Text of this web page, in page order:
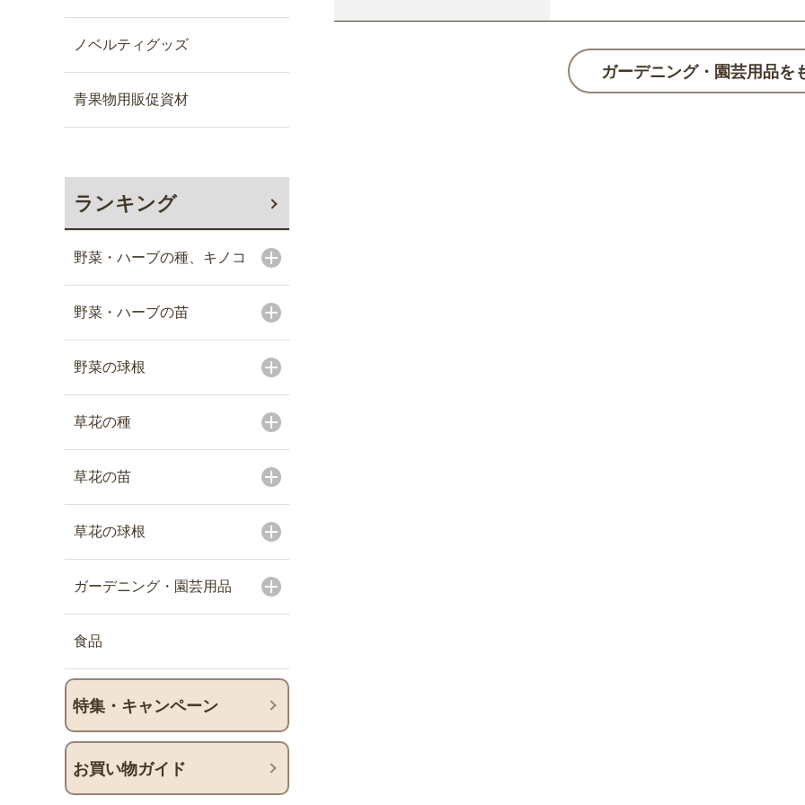
ノベルティグッズ
青果物用販促資材
ランキング
野菜・ハーブの種、キノコ
野菜・ハーブの苗
野菜の球根
草花の種
草花の苗
草花の球根
ガーデニング・園芸用品
食品
特集・キャンペーン
お買い物ガイド
ガーデニング・園芸用品を